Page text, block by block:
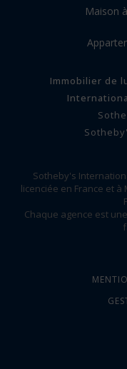
Maison
Immobilier de
Sotheby's
licenciée en France et
Chaque agence est